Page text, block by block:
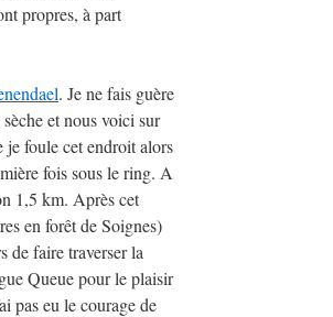
propres, à part
. Je ne fais guère
et nous voici sur
je foule cet endroit alors
fois sous le ring. A
1,5 km. Après cet
en forêt de Soignes)
de faire traverser la
Queue pour le plaisir
pas eu le courage de